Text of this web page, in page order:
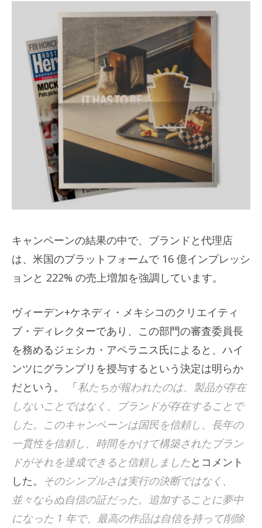
キャンペーンの結果の中で、ブランドと代理店
は、米国のプラットフォームで 16 億インプレッシ
ョンと 222% の売上増加を強調しています。
ヴィーデン+ケネディ・メキシコのクリエイティ
ブ・ディレクターであり、この部門の審査委員長
を務めるジェシカ・アペラニス氏によると、ハイ
ンツにグランプリを授与するという決定は明らか
だという。 「私たちが報われたのは、製品が存在
しないことではなく、ブランドが存在することで
した。このキャンペーンは国民を信頼し、長年の
一貫性を信頼し、時間をかけて構築されたブラン
ドがそれを達成できると信頼しましたとコメント
した。
そのシンプルさは実行の決断ではなく、
並々ならぬ自信の証だった。追加することに夢中
になった 1 年で、最高の作品は自信を持って削除